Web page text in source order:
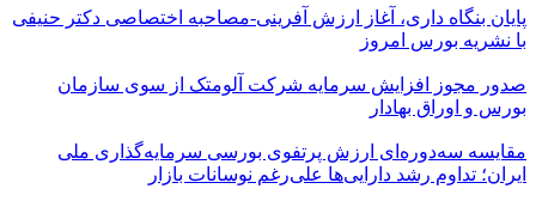
پایان بنگاه داری، آغاز ارزش آفرینی-مصاحبه اختصاصی دکتر حنیفی
با نشریه بورس امروز
صدور مجوز افزایش سرمایه شرکت آلومتک از سوی سازمان
بورس و اوراق بهادار
مقایسه سه‌دوره‌ای ارزش پرتفوی بورسی سرمایه‌گذاری ملی
ایران؛ تداوم رشد دارایی‌ها علی‌رغم نوسانات بازار